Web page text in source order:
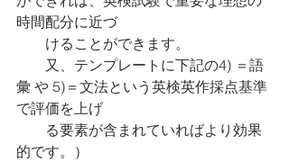
時間配分に近づ
けることができます。
又、テンプレートに下記の4) ＝語
彙 や 5)＝文法という英検英作採点基準
で評価を上げ
る要素が含まれていればより効果
的です。）